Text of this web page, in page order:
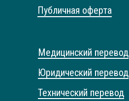
Публичная оферта
Медицинский перевод
Юридический перевод
Технический перевод